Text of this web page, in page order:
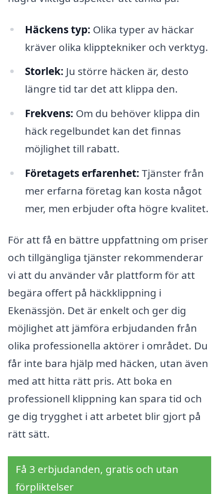
Häckens typ: Olika typer av häckar
kräver olika klipptekniker och verktyg.
Storlek: Ju större häcken är, desto
längre tid tar det att klippa den.
Frekvens: Om du behöver klippa din
häck regelbundet kan det finnas
möjlighet till rabatt.
Företagets erfarenhet: Tjänster från
mer erfarna företag kan kosta något
mer, men erbjuder ofta högre kvalitet.
För att få en bättre uppfattning om priser
och tillgängliga tjänster rekommenderar
vi att du använder vår plattform för att
begära offert på häckklippning i
Ekenässjön. Det är enkelt och ger dig
möjlighet att jämföra erbjudanden från
olika professionella aktörer i området. Du
får inte bara hjälp med häcken, utan även
med att hitta rätt pris. Att boka en
professionell klippning kan spara tid och
ge dig trygghet i att arbetet blir gjort på
rätt sätt.
Få 3 erbjudanden, gratis och utan
förpliktelser